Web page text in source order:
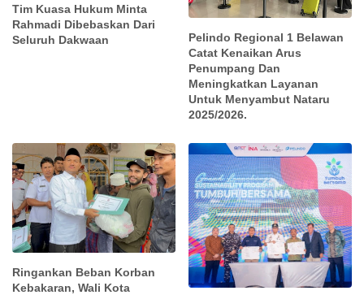
Tim Kuasa Hukum Minta
Rahmadi Dibebaskan Dari
Seluruh Dakwaan
Pelindo Regional 1 Belawan
Catat Kenaikan Arus
Penumpang Dan
Meningkatkan Layanan
Untuk Menyambut Nataru
2025/2026.
Ringankan Beban Korban
Kebakaran, Wali Kota